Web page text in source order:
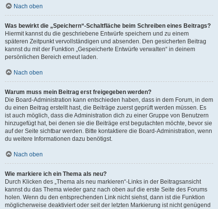
Nach oben
Was bewirkt die „Speichern“-Schaltfläche beim Schreiben eines Beitrags?
Hiermit kannst du die geschriebene Entwürfe speichern und zu einem
späteren Zeitpunkt vervollständigen und absenden. Den gesicherten Beitrag
kannst du mit der Funktion „Gespeicherte Entwürfe verwalten“ in deinem
persönlichen Bereich erneut laden.
Nach oben
Warum muss mein Beitrag erst freigegeben werden?
Die Board-Administration kann entschieden haben, dass in dem Forum, in dem
du einen Beitrag erstellt hast, die Beiträge zuerst geprüft werden müssen. Es
ist auch möglich, dass die Administration dich zu einer Gruppe von Benutzern
hinzugefügt hat, bei denen sie die Beiträge erst begutachten möchte, bevor sie
auf der Seite sichtbar werden. Bitte kontaktiere die Board-Administration, wenn
du weitere Informationen dazu benötigst.
Nach oben
Wie markiere ich ein Thema als neu?
Durch Klicken des „Thema als neu markieren“-Links in der Beitragsansicht
kannst du das Thema wieder ganz nach oben auf die erste Seite des Forums
holen. Wenn du den entsprechenden Link nicht siehst, dann ist die Funktion
möglicherweise deaktiviert oder seit der letzten Markierung ist nicht genügend